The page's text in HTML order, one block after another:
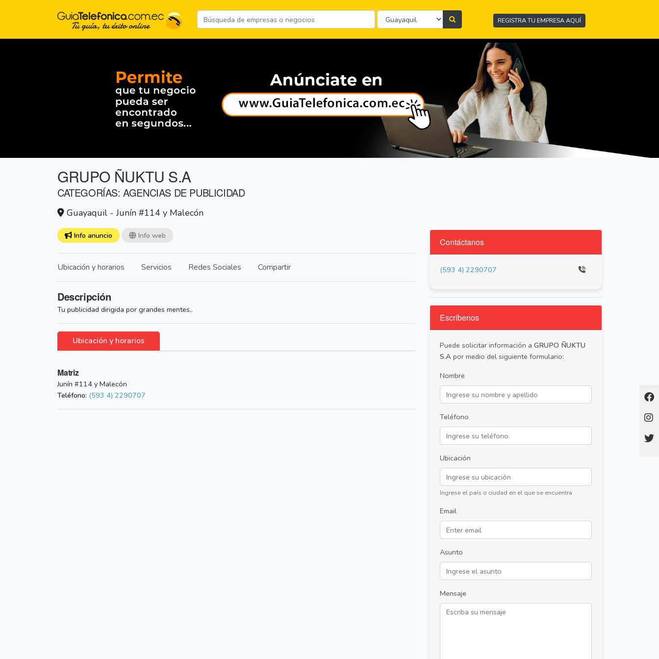
REGISTRA TU EMPRESA AQUÍ
GRUPO ÑUKTU S.A
CATEGORÍAS: AGENCIAS DE PUBLICIDAD
Guayaquil - Junín #114 y Malecón
Info anuncio Info web
Ubicación y horarios Servicios Redes Sociales Compartir
Descripción
Tu publicidad dirigida por grandes mentes..
Ubicación y horarios
Matriz
Junín #114 y Malecón
Teléfono: (593 4) 2290707
Contáctanos
(593 4) 2290707
Escríbenos
Puede solicitar información a GRUPO ÑUKTU
S.A por medio del siguiente formulario:
Nombre
Teléfono
Ubicación
Ingrese el país o ciudad en el que se encuentra
Email
Asunto
Mensaje